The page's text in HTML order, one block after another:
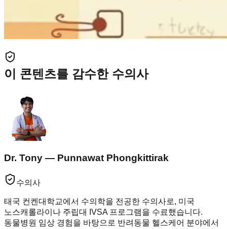
이 콘텐츠를 감수한 수의사
Dr. Tony — Punnawat Phongkittirak
수의사
태국 컨켄대학교에서 수의학을 전공한 수의사로, 미국
노스캐롤라이나 주립대 IVSA 프로그램을 수료했습니다.
동물병원 임상 경험을 바탕으로 반려동물 헬스케어 분야에서